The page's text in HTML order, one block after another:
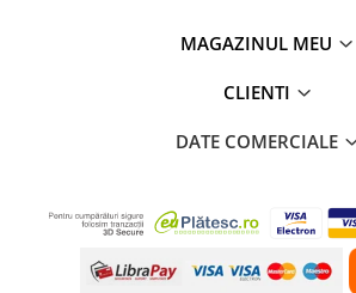
MAGAZINUL MEU
CLIENTI
DATE COMERCIALE